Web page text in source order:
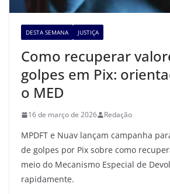
DESTA SEMANA JUSTIÇA
Como recuperar
golpes em Pix:
o MED
16 de março de 2026 Redação
MPDFT e Nuav lançam campanha
de golpes por Pix sobre como
meio do Mecanismo Especial de
rapidamente.